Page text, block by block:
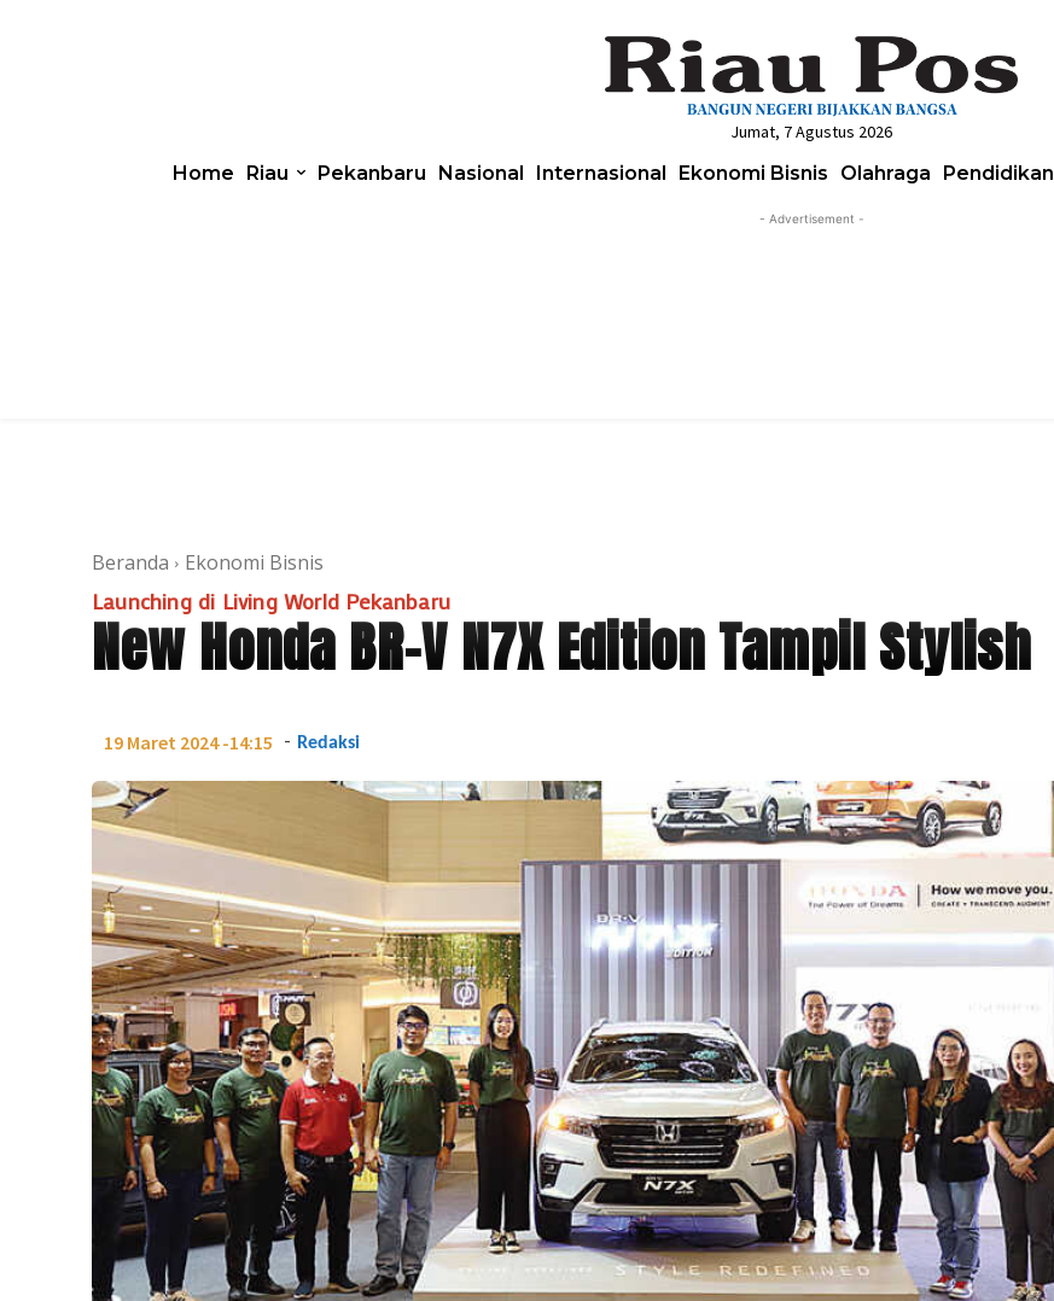
Jumat, 7 Agustus 2026
Home Riau Pekanbaru Nasional Internasional Ekonomi Bisnis Olahraga Pendidikan
- Advertisement -
Beranda Ekonomi Bisnis
Launching di Living World Pekanbaru
New Honda BR-V N7X Edition Tampil Stylish
19 Maret 2024 -14:15 - Redaksi